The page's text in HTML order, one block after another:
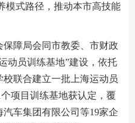
模式路径，推动本市高技能
障局会同市教委、市财政
动员训练基地”建设，依托
联合建立一批上海运动员
项目训练基地获认定，覆
车集团有限公司等19家企